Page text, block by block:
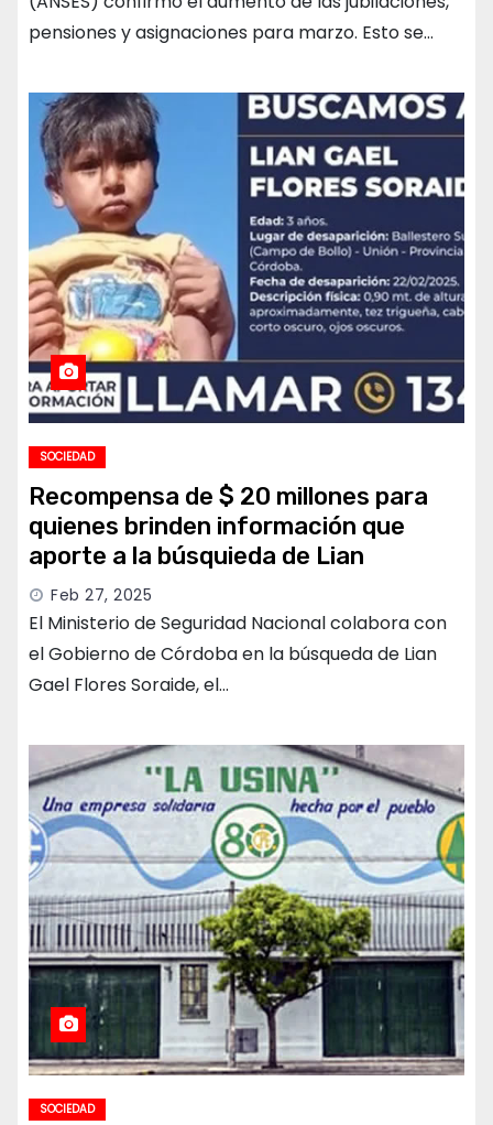
pensiones y asignaciones para marzo. Esto se…
SOCIEDAD
Recompensa de $ 20 millones para
quienes brinden información que
aporte a la búsquieda de Lian
Feb 27, 2025
El Ministerio de Seguridad Nacional colabora con
el Gobierno de Córdoba en la búsqueda de Lian
Gael Flores Soraide, el…
SOCIEDAD